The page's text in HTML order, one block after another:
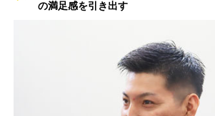
の満足感を引き出す